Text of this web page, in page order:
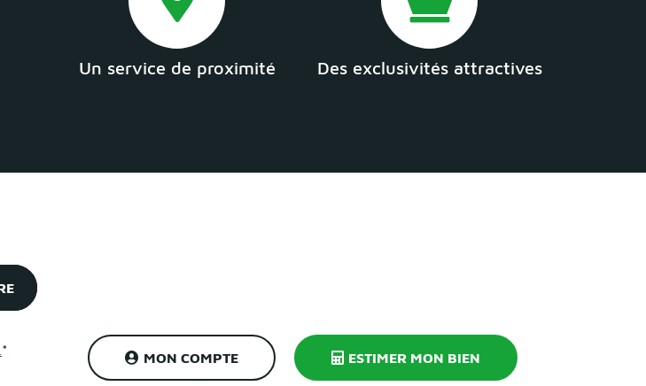
Un service de proximité Des exclusivités attractives
MON COMPTE ESTIMER MON BIEN
*